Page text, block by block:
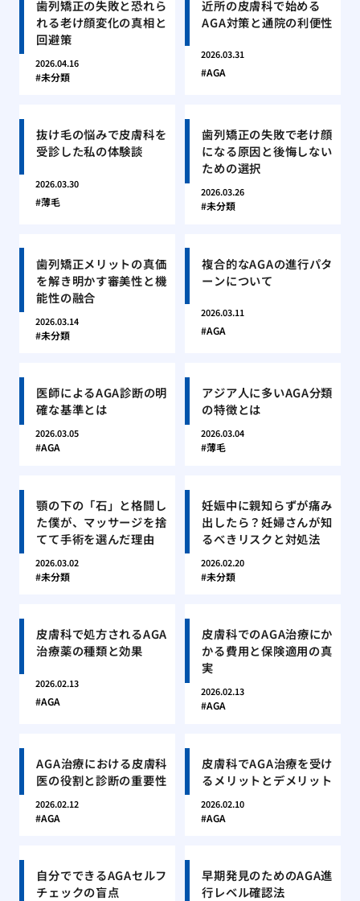
歯列矯正の失敗と恐れら
れる老け顔変化の真相と
回避策
2026.04.16
未分類
近所の皮膚科で始める
AGA対策と通院の利便性
2026.03.31
AGA
抜け毛の悩みで皮膚科を
受診した私の体験談
2026.03.30
薄毛
歯列矯正の失敗で老け顔
になる原因と後悔しない
ための選択
2026.03.26
未分類
歯列矯正メリットの真価
を解き明かす審美性と機
能性の融合
2026.03.14
未分類
複合的なAGAの進行パタ
ーンについて
2026.03.11
AGA
医師によるAGA診断の明
確な基準とは
2026.03.05
AGA
アジア人に多いAGA分類
の特徴とは
2026.03.04
薄毛
顎の下の「石」と格闘し
た僕が、マッサージを捨
てて手術を選んだ理由
2026.03.02
未分類
妊娠中に親知らずが痛み
出したら？妊婦さんが知
るべきリスクと対処法
2026.02.20
未分類
皮膚科で処方されるAGA
治療薬の種類と効果
2026.02.13
AGA
皮膚科でのAGA治療にか
かる費用と保険適用の真
実
2026.02.13
AGA
AGA治療における皮膚科
医の役割と診断の重要性
2026.02.12
AGA
皮膚科でAGA治療を受け
るメリットとデメリット
2026.02.10
AGA
自分でできるAGAセルフ
チェックの盲点
早期発見のためのAGA進
行レベル確認法